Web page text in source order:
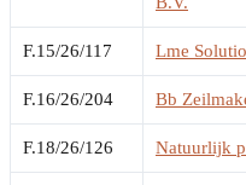
F.15/26/117 Lme
F.16/26/204 Bb
F.18/26/126 Natuurlijk